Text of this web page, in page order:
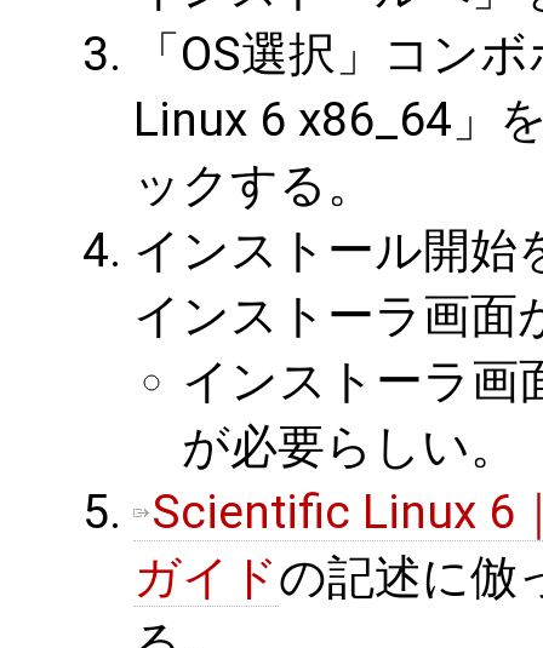
「OS選択」コン
Linux 6 x86_64」
ックする。
インストール開始
インストーラ画面
インストーラ画
が必要らしい。
Scientific Linux 6
ガイドの記述に倣